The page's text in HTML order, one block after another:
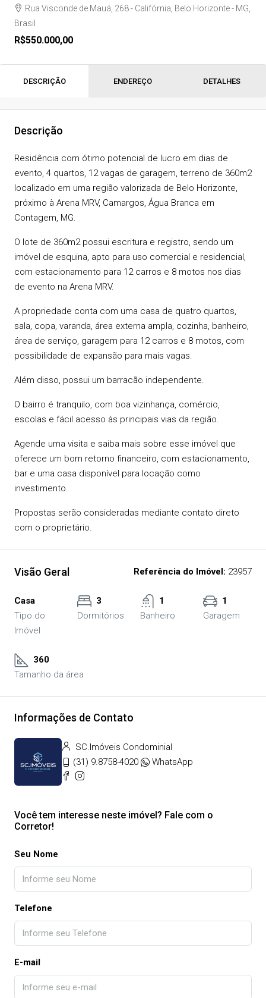
Rua Visconde de Mauá, 268 - Califórnia, Belo Horizonte - MG,
Brasil
R$550.000,00
DESCRIÇÃO ENDEREÇO DETALHES
Descrição
Residência com ótimo potencial de lucro em dias de
evento, 4 quartos, 12 vagas de garagem, terreno de 360m2
localizado em uma região valorizada de Belo Horizonte,
próximo à Arena MRV, Camargos, Água Branca em
Contagem, MG.
O lote de 360m2 possui escritura e registro, sendo um
imóvel de esquina, apto para uso comercial e residencial,
com estacionamento para 12 carros e 8 motos nos dias
de evento na Arena MRV.
A propriedade conta com uma casa de quatro quartos,
sala, copa, varanda, área externa ampla, cozinha, banheiro,
área de serviço, garagem para 12 carros e 8 motos, com
possibilidade de expansão para mais vagas.
Além disso, possui um barracão independente.
O bairro é tranquilo, com boa vizinhança, comércio,
escolas e fácil acesso às principais vias da região.
Agende uma visita e saiba mais sobre esse imóvel que
oferece um bom retorno financeiro, com estacionamento,
bar e uma casa disponível para locação como
investimento.
Propostas serão consideradas mediante contato direto
com o proprietário.
Visão Geral Referência do Imóvel: 23957
Casa
Tipo do
Imóvel
3
Dormitórios
1
Banheiro
1
Garagem
360
Tamanho da área
Informações de Contato
SC.Imóveis Condominial
(31) 9.8758-4020
WhatsApp
Você tem interesse neste imóvel? Fale com o
Corretor!
Seu Nome
Telefone
E-mail